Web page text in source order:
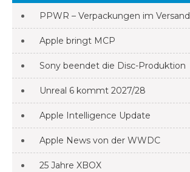
PPWR – Verpackungen im Versand
Apple bringt MCP
Sony beendet die Disc-Produktion
Unreal 6 kommt 2027/28
Apple Intelligence Update
Apple News von der WWDC
25 Jahre XBOX